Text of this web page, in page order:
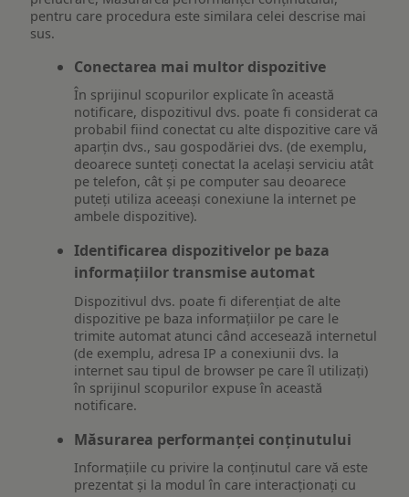
pentru care procedura este similara celei descrise mai
sus.
Conectarea mai multor dispozitive
În sprijinul scopurilor explicate în această
notificare, dispozitivul dvs. poate fi considerat ca
probabil fiind conectat cu alte dispozitive care vă
aparțin dvs., sau gospodăriei dvs. (de exemplu,
deoarece sunteți conectat la același serviciu atât
pe telefon, cât și pe computer sau deoarece
puteți utiliza aceeași conexiune la internet pe
ambele dispozitive).
Identificarea dispozitivelor pe baza
informațiilor transmise automat
Dispozitivul dvs. poate fi diferențiat de alte
dispozitive pe baza informațiilor pe care le
trimite automat atunci când accesează internetul
(de exemplu, adresa IP a conexiunii dvs. la
internet sau tipul de browser pe care îl utilizați)
în sprijinul scopurilor expuse în această
notificare.
Măsurarea performanței conținutului
Informațiile cu privire la conținutul care vă este
prezentat și la modul în care interacționați cu